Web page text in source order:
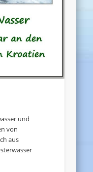
und
von
aus